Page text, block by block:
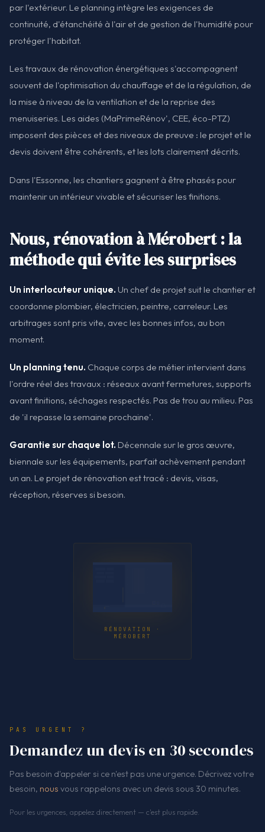
par l'extérieur. Le planning intègre les exigences de
continuité, d'étanchéité à l'air et de gestion de l'humidité pour
protéger l'habitat.
Les travaux de rénovation énergétiques s'accompagnent
souvent de l'optimisation du chauffage et de la régulation, de
la mise à niveau de la ventilation et de la reprise des
menuiseries. Les aides (MaPrimeRénov', CEE, éco-PTZ)
imposent des pièces et des niveaux de preuve : le projet et le
devis doivent être cohérents, et les lots clairement décrits.
Dans l'Essonne, les chantiers gagnent à être phasés pour
maintenir un intérieur vivable et sécuriser les finitions.
Nous, rénovation à Mérobert : la
méthode qui évite les surprises
Un interlocuteur unique. Un chef de projet suit le chantier et
coordonne plombier, électricien, peintre, carreleur. Les
arbitrages sont pris vite, avec les bonnes infos, au bon
moment.
Un planning tenu. Chaque corps de métier intervient dans
l'ordre réel des travaux : réseaux avant fermetures, supports
avant finitions, séchages respectés. Pas de trou au milieu. Pas
de 'il repasse la semaine prochaine'.
Garantie sur chaque lot. Décennale sur le gros œuvre,
biennale sur les équipements, parfait achèvement pendant
un an. Le projet de rénovation est tracé : devis, visas,
réception, réserves si besoin.
RÉNOVATION ·
MÉROBERT
PAS URGENT ?
Demandez un devis en 30 secondes
Pas besoin d'appeler si ce n'est pas une urgence. Décrivez votre
besoin, nous vous rappelons avec un devis sous 30 minutes.
Pour les urgences, appelez directement — c'est plus rapide.